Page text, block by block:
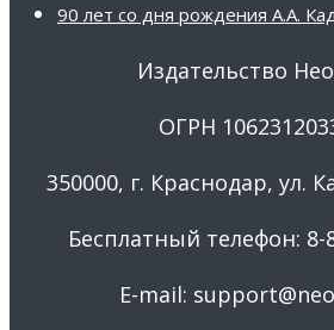
90 лет со дня рождения А.А.
Издательство
ОГРН
350000, г. Краснодар, ул.
Бесплатный телефон: 8-
E-mail: